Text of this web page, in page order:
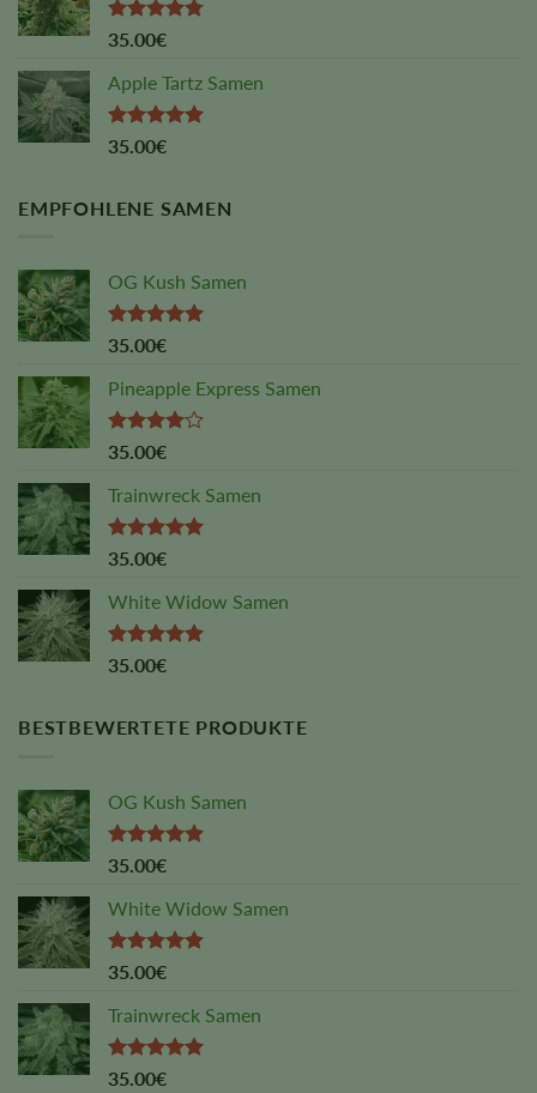
Rated4.75
35.00€
Apple Tartz Samen
Rated5.00
35.00€
EMPFOHLENE SAMEN
OG Kush Samen
Rated5.00
35.00€
Pineapple Express Samen
Rated
of 5
35.00€
Trainwreck Samen
Rated5.00
35.00€
White Widow Samen
Rated5.00
35.00€
BESTBEWERTETE PRODUKTE
OG Kush Samen
Rated5.00
35.00€
White Widow Samen
Rated5.00
35.00€
Trainwreck Samen
Rated5.00
35.00€